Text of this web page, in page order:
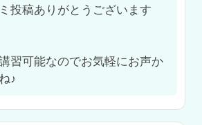
投稿ありがとうございます
習可能なのでお気軽にお声か
♪